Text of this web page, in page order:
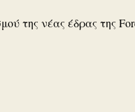
της νέας έδρας της